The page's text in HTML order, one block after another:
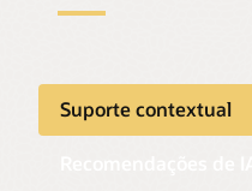
Suporte contextual